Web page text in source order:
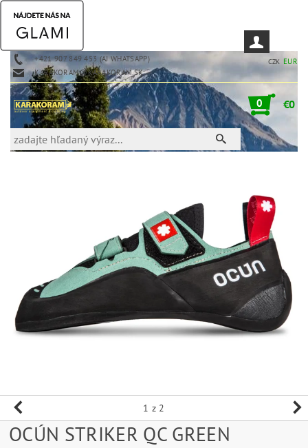
+421 907 849 453 (AJ WHATSAPP)
KARAKORAM@KARAKORAM.SK
CZK EUR
0 €0
1 z 2
OCÚN STRIKER QC GREEN